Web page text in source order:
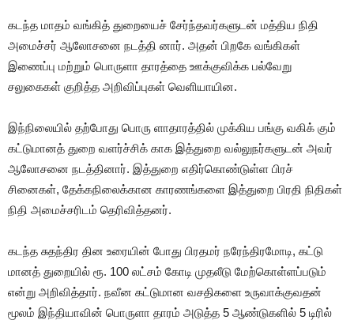
கடந்த மாதம் வங்கித் துறையைச் சேர்ந்தவர்களுடன் மத்திய நிதி
அமைச்சர் ஆலோசனை நடத்தி னார். அதன் பிறகே வங்கிகள்
இணைப்பு மற்றும் பொருளா தாரத்தை ஊக்குவிக்க பல்வேறு
சலுகைகள் குறித்த அறிவிப்புகள் வெளியாயின.
இந்நிலையில் தற்போது பொரு ளாதாரத்தில் முக்கிய பங்கு வகிக் கும்
கட்டுமானத் துறை வளர்ச்சிக் காக இத்துறை வல்லுநர்களுடன் அவர்
ஆலோசனை நடத்தினார். இத்துறை எதிர்கொண்டுள்ள பிரச்
சினைகள், தேக்கநிலைக்கான காரணங்களை இத்துறை பிரதி நிதிகள்
நிதி அமைச்சரிடம் தெரிவித்தனர்.
கடந்த சுதந்திர தின உரையின் போது பிரதமர் நரேந்திரமோடி, கட்டு
மானத் துறையில் ரூ. 100 லட்சம் கோடி முதலீடு மேற்கொள்ளப்படும்
என்று அறிவித்தார். நவீன கட்டுமான வசதிகளை உருவாக்குவதன்
மூலம் இந்தியாவின் பொருளா தாரம் அடுத்த 5 ஆண்டுகளில் 5 டிரில்